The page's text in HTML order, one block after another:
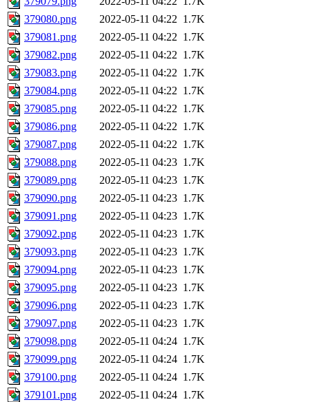
379080.png
2022-05-11 04:22 1.7K
379081.png
2022-05-11 04:22 1.7K
379082.png
2022-05-11 04:22 1.7K
379083.png
2022-05-11 04:22 1.7K
379084.png
2022-05-11 04:22 1.7K
379085.png
2022-05-11 04:22 1.7K
379086.png
2022-05-11 04:22 1.7K
379087.png
2022-05-11 04:22 1.7K
379088.png
2022-05-11 04:23 1.7K
379089.png
2022-05-11 04:23 1.7K
379090.png
2022-05-11 04:23 1.7K
379091.png
2022-05-11 04:23 1.7K
379092.png
2022-05-11 04:23 1.7K
379093.png
2022-05-11 04:23 1.7K
379094.png
2022-05-11 04:23 1.7K
379095.png
2022-05-11 04:23 1.7K
379096.png
2022-05-11 04:23 1.7K
379097.png
2022-05-11 04:23 1.7K
379098.png
2022-05-11 04:24 1.7K
379099.png
2022-05-11 04:24 1.7K
379100.png
2022-05-11 04:24 1.7K
379101.png
2022-05-11 04:24 1.7K